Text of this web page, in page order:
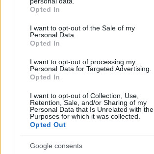
grant or deny consent to Google and its
use your data for below specified purposes
consent section.
Opted In
I want to opt-out of the Sale of my
Personal Data.
Opted In
I want to opt-out of processing my
Personal Data for Targeted Advertising.
Opted In
I want to opt-out of Collection, Use,
Retention, Sale, and/or Sharing of my
Personal Data that Is Unrelated with the
Purposes for which it was collected.
Opted Out
Google consents
mesterskap, og de svenske
av mars 2022 markerte enden på
Etter at Kalla la opp, har hun vært
prosjekter for det svenske
ambassadør for ski-VM 2027
startet av august fikk hun og